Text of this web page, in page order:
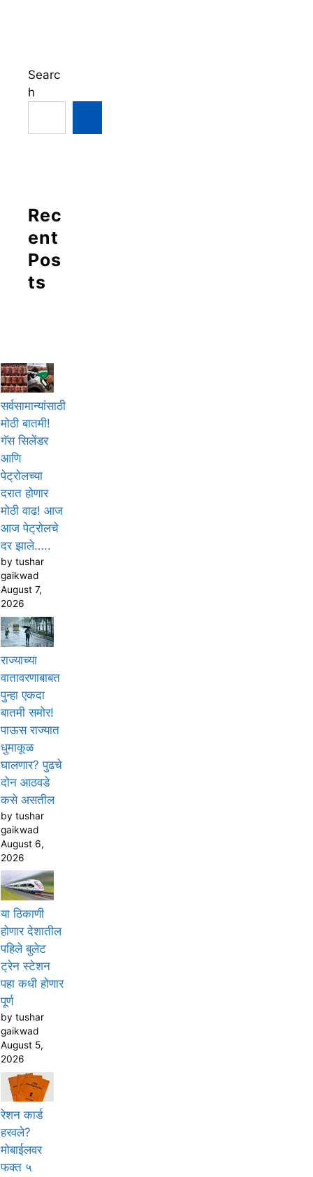
Searc
h
Rec
ent
Pos
ts
सर्वसामान्यांसाठी
मोठी बातमी!
गॅस सिलेंडर
आणि
पेट्रोलच्या
दरात होणार
मोठी वाढ! आज
आज पेट्रोलचे
दर झाले…..
by tushar
gaikwad
August 7,
2026
राज्याच्या
वातावरणाबाबत
पुन्हा एकदा
बातमी समोर!
पाऊस राज्यात
धुमाकूळ
घालणार? पुढचे
दोन आठवडे
कसे असतील
by tushar
gaikwad
August 6,
2026
या ठिकाणी
होणार देशातील
पहिले बुलेट
ट्रेन स्टेशन
पहा कधी होणार
पूर्ण
by tushar
gaikwad
August 5,
2026
रेशन कार्ड
हरवले?
मोबाईलवर
फक्त ५